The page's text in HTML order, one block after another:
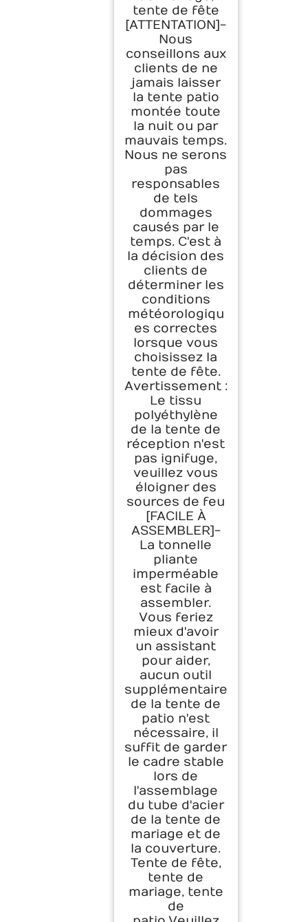
tente de fête
[ATTENTATION]-
Nous
conseillons aux
clients de ne
jamais laisser
la tente patio
montée toute
la nuit ou par
mauvais temps.
Nous ne serons
pas
responsables
de tels
dommages
causés par le
temps. C'est à
la décision des
clients de
déterminer les
conditions
météorologiqu
es correctes
lorsque vous
choisissez la
tente de fête.
Avertissement :
Le tissu
polyéthylène
de la tente de
réception n'est
pas ignifuge,
veuillez vous
éloigner des
sources de feu
[FACILE À
ASSEMBLER]-
La tonnelle
pliante
imperméable
est facile à
assembler.
Vous feriez
mieux d'avoir
un assistant
pour aider,
aucun outil
supplémentaire
de la tente de
patio n'est
nécessaire, il
suffit de garder
le cadre stable
lors de
l'assemblage
du tube d'acier
de la tente de
mariage et de
la couverture.
Tente de fête,
tente de
mariage, tente
de